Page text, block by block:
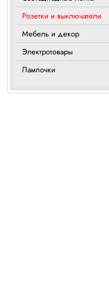
Розетки и выключатели
Мебель и декор
Электротовары
Лампочки